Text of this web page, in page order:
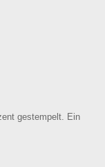
gestempelt. Ein